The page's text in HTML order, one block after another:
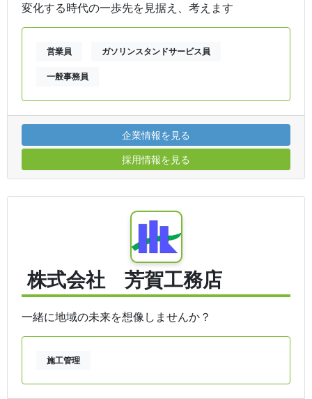
変化する時代の一歩先を見据え、考えます
営業員 ガソリンスタンドサービス員
一般事務員
企業情報を見る
採用情報を見る
株式会社 芳賀工務店
一緒に地域の未来を想像しませんか？
施工管理